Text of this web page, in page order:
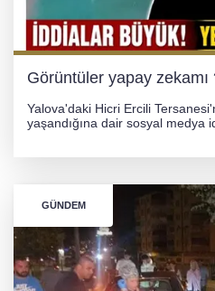
Görüntüler yapay zekamı
Yalova'daki Hicri Ercili
yaşandığına dair sosyal medya
GÜNDEM